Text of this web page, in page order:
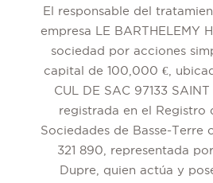
El responsable del
empresa LE BARTHELEMY
sociedad por acciones
capital de 100,000 €,
CUL DE SAC 97133 SAINT
registrada en el Registro
Sociedades de Basse-Terre
321 890, representada
Dupre, quien actúa y